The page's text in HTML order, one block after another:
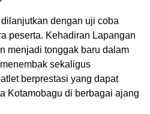
dengan uji coba
peserta. Kehadiran Lapangan
menjadi tonggak baru dalam
sekaligus
berprestasi yang dapat
Kotamobagu di berbagai ajang